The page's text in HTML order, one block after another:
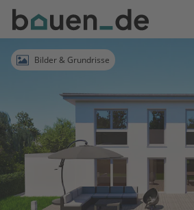
Bauen
Logo
AnmeldenBilder & Grundrisse